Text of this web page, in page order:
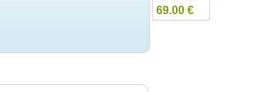
69.00 €